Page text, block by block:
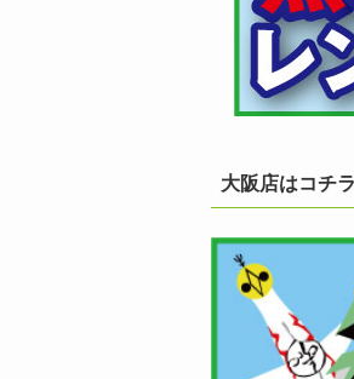
大阪店はコチ